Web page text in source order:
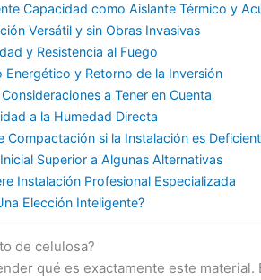
Capacidad como Aislante Térmico y
Versátil y sin Obras Invasivas
y Resistencia al Fuego
Energético y Retorno de la Inversión
a Tener en Cuenta
a la Humedad Directa
Compactación si la Instalación es
Superior a Algunas Alternativas
Instalación Profesional Especializada
Elección Inteligente?
de celulosa?
qué es exactamente este material.